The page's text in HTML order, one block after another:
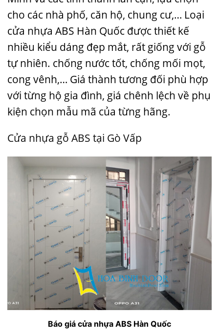
cho các nhà phố, căn hộ, chung cư,… Loại
cửa nhựa ABS Hàn Quốc được thiết kế
nhiều kiểu dáng đẹp mắt, rất giống với gỗ
tự nhiên. chống nước tốt, chống mối mọt,
cong vênh,… Giá thành tương đối phù hợp
với từng hộ gia đình, giá chênh lệch về phụ
kiện chọn mẫu mã của từng hãng.
Cửa nhựa gỗ ABS tại Gò Vấp
Báo giá cửa nhựa ABS Hàn Quốc